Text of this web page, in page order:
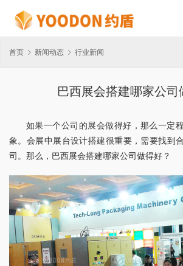
首页 新闻动态 行业新闻
巴西展会搭建哪家公司
如果一个公司的展会做得好，那么一定
象。会展中展台设计搭建很重要，需要找到
司。那么，巴西展会搭建哪家公司做得好？